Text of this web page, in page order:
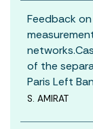
Feedback
of the
Paris Left
S. AMIRAT